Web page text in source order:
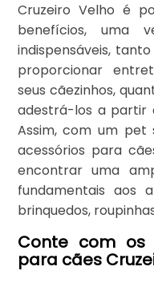
Cruzeiro Velho é
benefícios, uma
indispensáveis,
proporcionar
seus cãezinhos,
adestrá-los a partir
Assim, com um pet
acessórios para
encontrar uma
fundamentais aos
brinquedos,
Conte com os
para cães